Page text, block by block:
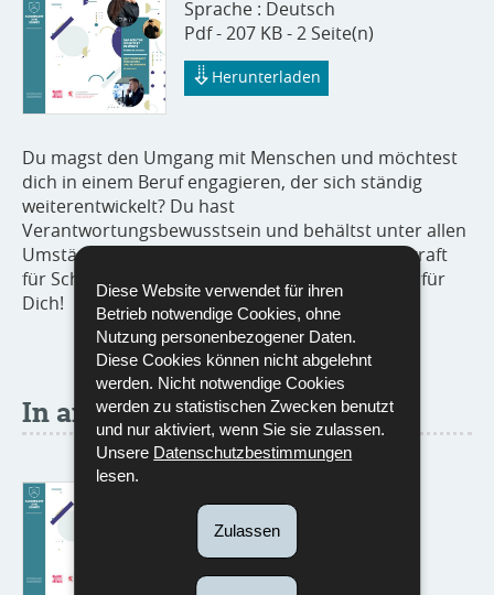
Diese Website verwendet für ihren
Betrieb notwendige Cookies, ohne
Nutzung personenbezogener Daten.
Diese Cookies können nicht abgelehnt
werden. Nicht notwendige Cookies
werden zu statistischen Zwecken benutzt
und nur aktiviert, wenn Sie sie zulassen.
Unsere Datenschutzbestimmungen
lesen.
Zulassen
Sprache : Deutsch
Pdf - 207 KB - 2 Seite(n)
Herunterladen
Du magst den Umgang mit Menschen und möchtest
dich in einem Beruf engagieren, der sich ständig
weiterentwickelt? Du hast
Verantwortungsbewusstsein und behältst unter allen
Umständen die Ruhe? Die Ausbildung zur Fachkraft
für Schutz und Sicherheit ist genau das Richtige für
Dich!
In anderen Sprachen
sûreté
Sprache :Französisch
Pdf - 207 KB - 2 Seite(n)